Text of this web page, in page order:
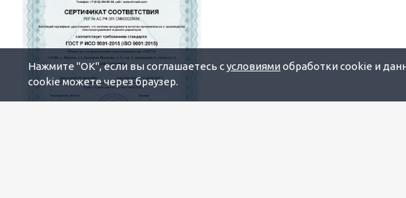
Нажмите "OK", если вы соглашаетесь сусловиямиобработки cookie и
cookie можете через браузер.